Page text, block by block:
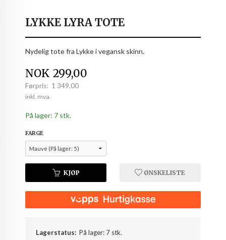
LYKKE LYRA TOTE
Nydelig tote fra Lykke i vegansk skinn.
Tilbud
NOK 299,00
Førpris: 1 349,00
Rabatt
inkl. mva.
På lager: 7 stk.
FARGE
KJØP ØNSKELISTE
Lagerstatus: På lager: 7 stk.